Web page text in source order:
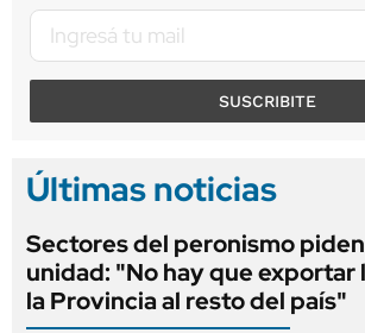
SUSCRIBITE
Últimas noticias
Sectores del peronismo
unidad: "No hay que exportar
la Provincia al resto del país"